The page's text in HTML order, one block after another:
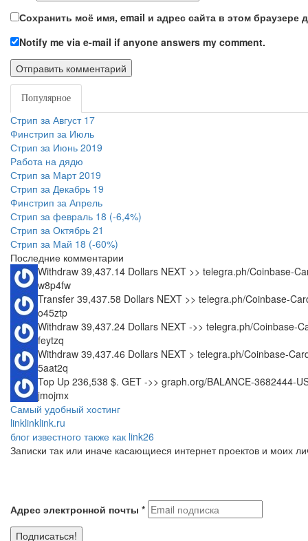
Сохранить моё имя, email и адрес сайта в этом
Notify me via e-mail if anyone answers my comment.
Популярное
Стрип за Август 17
Финстрип за Июль
Стрип за Июнь 2019
Работа на дядю
Стрип за Март 2019
Стрип за Декабрь 19
Финстрип за Апрель
Стрип за февраль 18 (-6,4%)
Стрип за Октябрь 21
Стрип за Май 18 (-60%)
Последние комментарии
Withdraw 39,437.14 Dollars NEXT >> telegra.ph/Coinbase-
w8p4fw
Transfer 39,437.58 Dollars NEXT >> telegra.ph/Coinbase-
o45ztp
Withdraw 39,437.24 Dollars NEXT ->> telegra.ph/Coinbase-
feytzq
Withdraw 39,437.46 Dollars NEXT > telegra.ph/Coinbase-
5aat2q
Top Up 236,538 $. GET ->> graph.org/BALANCE-3682444-
jmojmx
Самый удобный хостинг
linklinklink.ru
блог известного также как link26
Записки так или иначе касающиеся интернет проектов и моих
Адрес электронной почты *